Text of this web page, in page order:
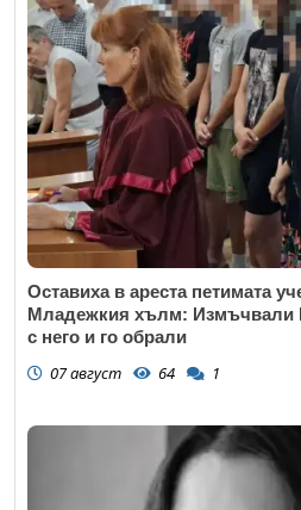
Оставиха в ареста петимата
Младежкия хълм: Измъчвали
с него и го обрали
07 август 64 1